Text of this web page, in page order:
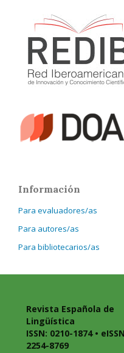
Información
Para evaluadores/as
Para autores/as
Para bibliotecarios/as
Revista Española de
Lingüística
ISSN: 0210-1874 •
2254-8769